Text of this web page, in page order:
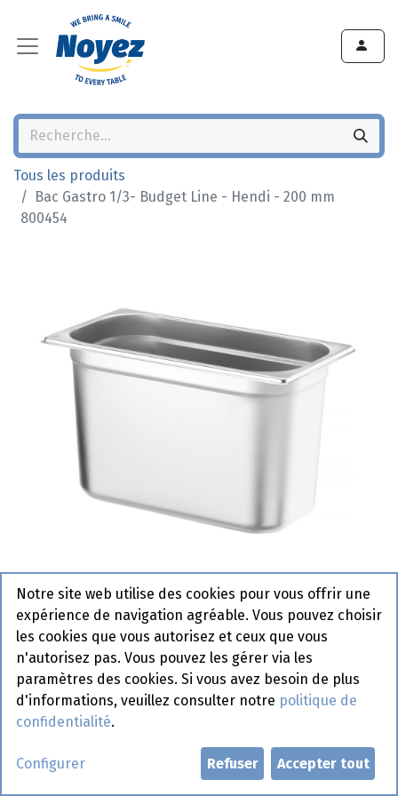
Tous les produits
Bac Gastro 1/3- Budget Line - Hendi - 200 mm
800454
Bac Gastro 1/3- Budget Line -
Hendi - 200 mm 800454
Actif
Demander un compte
Notre site web utilise des cookies pour vous offrir une
expérience de navigation agréable. Vous pouvez choisir
les cookies que vous autorisez et ceux que vous
n'autorisez pas. Vous pouvez les gérer via les
paramètres des cookies. Si vous avez besoin de plus
d'informations, veuillez consulter notre politique de
confidentialité.
Configurer Refuser Accepter tout